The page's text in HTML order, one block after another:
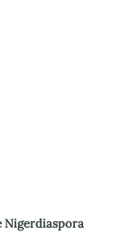
Nigerdiaspora